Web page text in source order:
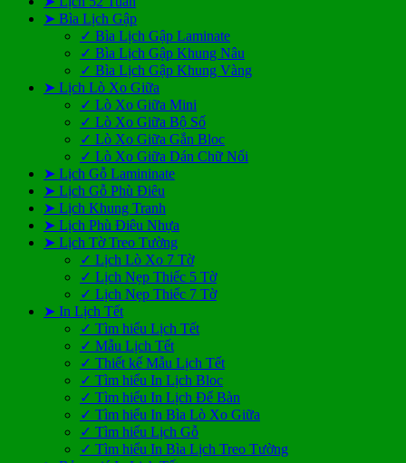
➤ Bìa Lịch Gập
✓ Bìa Lịch Gập Laminate
✓ Bìa Lịch Gập Khung Nâu
✓ Bìa Lịch Gập Khung Vàng
➤ Lịch Lò Xo Giữa
✓ Lò Xo Giữa Mini
✓ Lò Xo Giữa Bộ Số
✓ Lò Xo Giữa Gắn Bloc
✓ Lò Xo Giữa Dán Chữ Nổi
➤ Lịch Gỗ Lamininate
➤ Lịch Gỗ Phù Điêu
➤ Lịch Khung Tranh
➤ Lịch Phù Điêu Nhựa
➤ Lịch Tờ Treo Tường
✓ Lịch Lò Xo 7 Tờ
✓ Lịch Nẹp Thiếc 5 Tờ
✓ Lịch Nẹp Thiếc 7 Tờ
➤ In Lịch Tết
✓ Tìm hiểu Lịch Tết
✓ Mẫu Lịch Tết
✓ Thiết kế Mẫu Lịch Tết
✓ Tìm hiểu In Lịch Bloc
✓ Tìm hiểu In Lịch Để Bàn
✓ Tìm hiểu In Bìa Lò Xo Giữa
✓ Tìm hiểu Lịch Gỗ
✓ Tìm hiểu In Bìa Lịch Treo Tường